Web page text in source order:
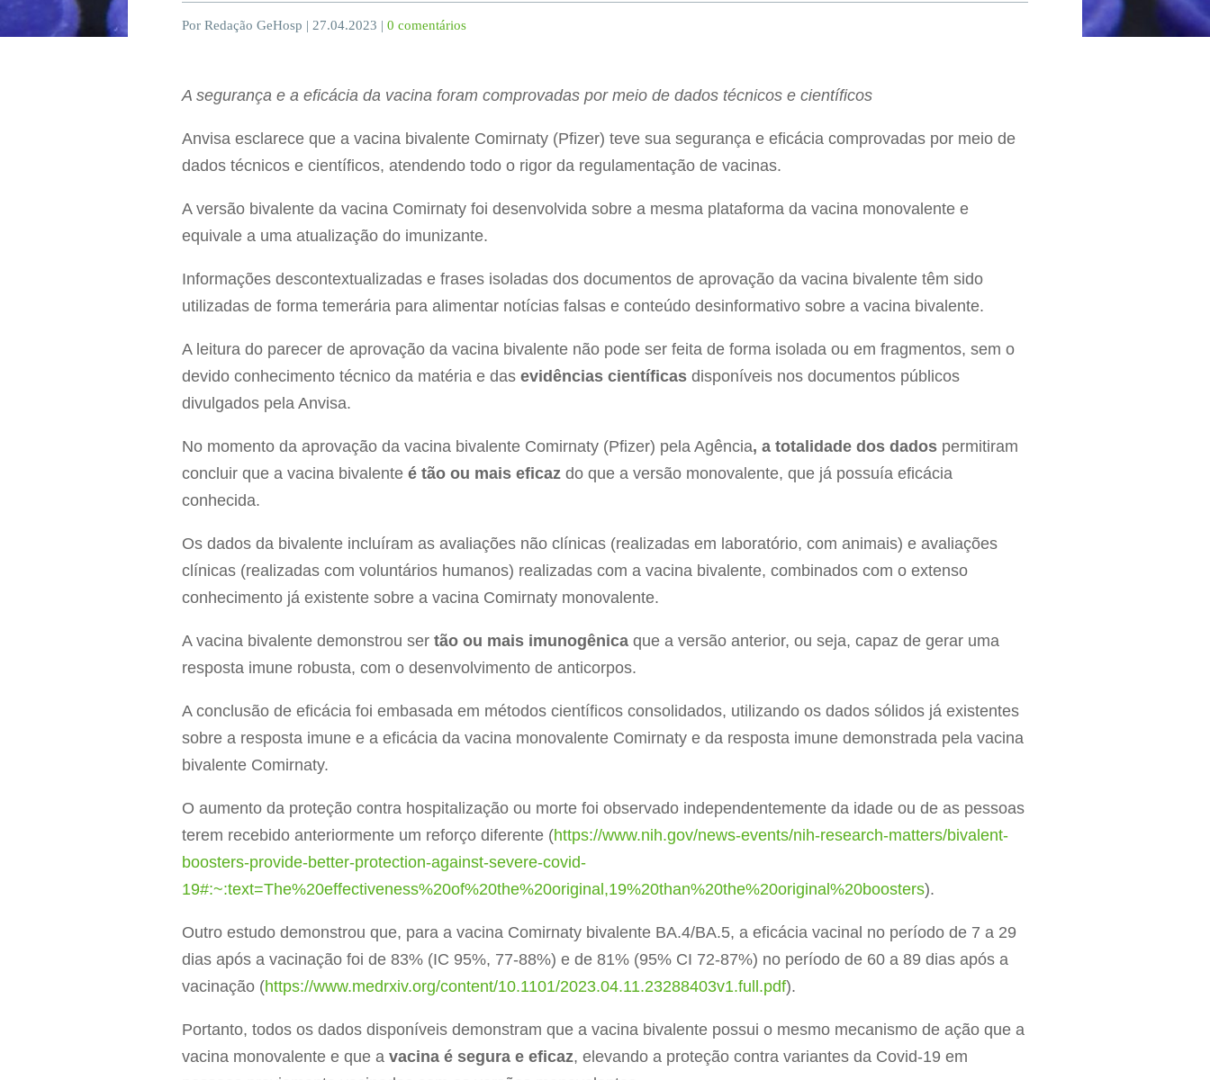
Por Redação GeHosp | 27.04.2023 | 0 comentários
A segurança e a eficácia da vacina foram comprovadas por meio de dados técnicos e científicos
Anvisa esclarece que a vacina bivalente Comirnaty (Pfizer) teve sua segurança e eficácia comprovadas por meio de
dados técnicos e científicos, atendendo todo o rigor da regulamentação de vacinas.
A versão bivalente da vacina Comirnaty foi desenvolvida sobre a mesma plataforma da vacina monovalente e
equivale a uma atualização do imunizante.
Informações descontextualizadas e frases isoladas dos documentos de aprovação da vacina bivalente têm sido
utilizadas de forma temerária para alimentar notícias falsas e conteúdo desinformativo sobre a vacina bivalente.
A leitura do parecer de aprovação da vacina bivalente não pode ser feita de forma isolada ou em fragmentos, sem o
devido conhecimento técnico da matéria e das evidências científicas disponíveis nos documentos públicos
divulgados pela Anvisa.
No momento da aprovação da vacina bivalente Comirnaty (Pfizer) pela Agência, a totalidade dos dados permitiram
concluir que a vacina bivalente é tão ou mais eficaz do que a versão monovalente, que já possuía eficácia
conhecida.
Os dados da bivalente incluíram as avaliações não clínicas (realizadas em laboratório, com animais) e avaliações
clínicas (realizadas com voluntários humanos) realizadas com a vacina bivalente, combinados com o extenso
conhecimento já existente sobre a vacina Comirnaty monovalente.
A vacina bivalente demonstrou ser tão ou mais imunogênica que a versão anterior, ou seja, capaz de gerar uma
resposta imune robusta, com o desenvolvimento de anticorpos.
A conclusão de eficácia foi embasada em métodos científicos consolidados, utilizando os dados sólidos já existentes
sobre a resposta imune e a eficácia da vacina monovalente Comirnaty e da resposta imune demonstrada pela vacina
bivalente Comirnaty.
O aumento da proteção contra hospitalização ou morte foi observado independentemente da idade ou de as pessoas
terem recebido anteriormente um reforço diferente (https://www.nih.gov/news-events/nih-research-matters/bivalent-
boosters-provide-better-protection-against-severe-covid-
19#:~:text=The%20effectiveness%20of%20the%20original,19%20than%20the%20original%20boosters).
Outro estudo demonstrou que, para a vacina Comirnaty bivalente BA.4/BA.5, a eficácia vacinal no período de 7 a 29
dias após a vacinação foi de 83% (IC 95%, 77-88%) e de 81% (95% CI 72-87%) no período de 60 a 89 dias após a
vacinação (https://www.medrxiv.org/content/10.1101/2023.04.11.23288403v1.full.pdf).
Portanto, todos os dados disponíveis demonstram que a vacina bivalente possui o mesmo mecanismo de ação que a
vacina monovalente e que a vacina é segura e eficaz, elevando a proteção contra variantes da Covid-19 em